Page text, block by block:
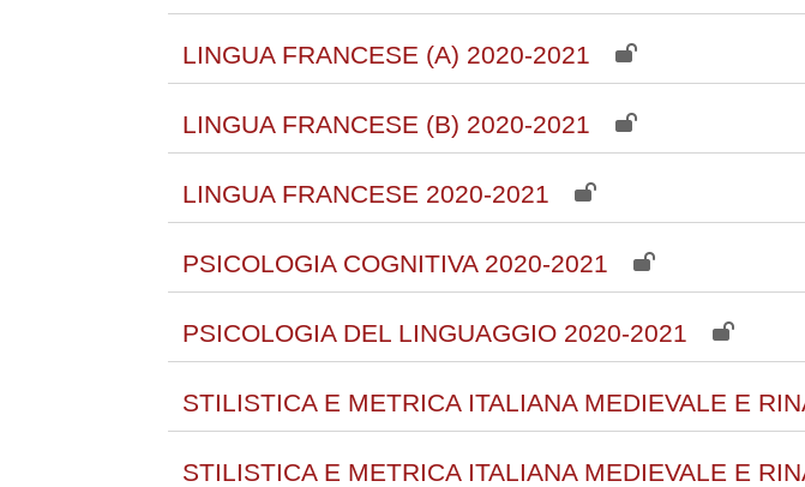
LINGUA FRANCESE (A) 2020-2021
LINGUA FRANCESE (B) 2020-2021
LINGUA FRANCESE 2020-2021
PSICOLOGIA COGNITIVA 2020-2021
PSICOLOGIA DEL LINGUAGGIO 2020-2021
STILISTICA E METRICA ITALIANA MEDIEVALE E
STILISTICA E METRICA ITALIANA MEDIEVALE E